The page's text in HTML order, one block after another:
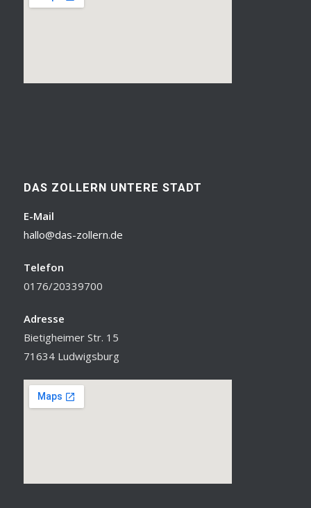
DAS ZOLLERN UNTERE STADT
E-Mail
hallo@das-zollern.de
Telefon
0176/20339700
Adresse
Bietigheimer Str. 15
71634 Ludwigsburg